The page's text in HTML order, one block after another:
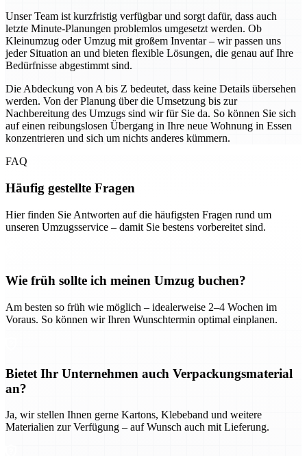
Unser Team ist kurzfristig verfügbar und sorgt dafür, dass auch
letzte Minute-Planungen problemlos umgesetzt werden. Ob
Kleinumzug oder Umzug mit großem Inventar – wir passen uns
jeder Situation an und bieten flexible Lösungen, die genau auf Ihre
Bedürfnisse abgestimmt sind.
Die Abdeckung von A bis Z bedeutet, dass keine Details übersehen
werden. Von der Planung über die Umsetzung bis zur
Nachbereitung des Umzugs sind wir für Sie da. So können Sie sich
auf einen reibungslosen Übergang in Ihre neue Wohnung in Essen
konzentrieren und sich um nichts anderes kümmern.
FAQ
Häufig gestellte Fragen
Hier finden Sie Antworten auf die häufigsten Fragen rund um
unseren Umzugsservice – damit Sie bestens vorbereitet sind.
Wie früh sollte ich meinen Umzug buchen?
Am besten so früh wie möglich – idealerweise 2–4 Wochen im
Voraus. So können wir Ihren Wunschtermin optimal einplanen.
Bietet Ihr Unternehmen auch Verpackungsmaterial
an?
Ja, wir stellen Ihnen gerne Kartons, Klebeband und weitere
Materialien zur Verfügung – auf Wunsch auch mit Lieferung.